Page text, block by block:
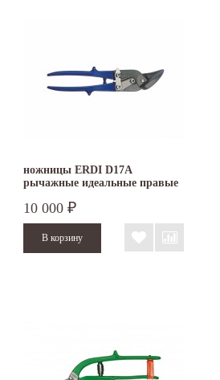
ножницы ERDI D17A
рычажные идеальные правые
10 000 ₽